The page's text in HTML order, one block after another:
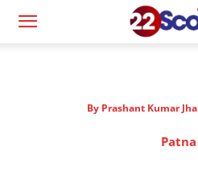
By Prashant Kumar Jha
Patna